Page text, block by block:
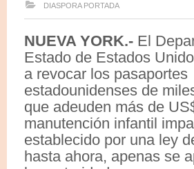
DIASPORA PORTADA
NUEVA YORK.- El
Estado de Estados
a revocar los pasaportes
estadounidenses de
que adeuden más de
manutención infantil
establecido por una ley
hasta ahora, apenas se